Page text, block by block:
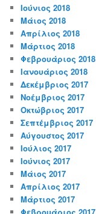
Ιούνιος 2018
Μάιος 2018
Απρίλιος 2018
Μάρτιος 2018
Φεβρουάριος 2018
Ιανουάριος 2018
Δεκέμβριος 2017
Νοέμβριος 2017
Οκτώβριος 2017
Σεπτέμβριος 2017
Αύγουστος 2017
Ιούλιος 2017
Ιούνιος 2017
Μάιος 2017
Απρίλιος 2017
Μάρτιος 2017
Φεβρουάριος 2017